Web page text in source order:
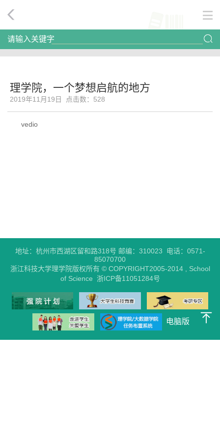
请输入关键字
理学院，一个梦想启航的地方
2019年11月19日 点击数： 528
vedio
地址：杭州市西湖区留和路318号 邮编：310023 电话：0571-
85070700
浙江科技大学理学院版权所有 © COPYRIGHT2005-2014 , School
of Science 浙ICP备11051284号
电脑版